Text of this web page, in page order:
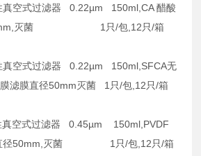
空式过滤器 0.22µm 150ml,CA 醋酸
50mm,灭菌 1只/包,12只/箱
空式过滤器 0.22µm 150ml,SFCA无
滤膜直径50mm灭菌 1只/包,12只/箱
空式过滤器 0.45µm 150ml,PVDF
直径50mm,灭菌 1只/包,12只/箱